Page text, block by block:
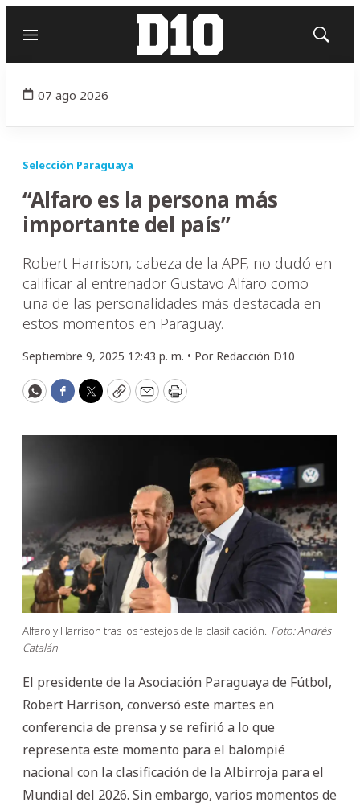
Menú
Mostrar
07 ago 2026
Selección Paraguaya
“Alfaro es la persona más
importante del país”
Robert Harrison, cabeza de la APF, no dudó en
calificar al entrenador Gustavo Alfaro como
una de las personalidades más destacada en
estos momentos en Paraguay.
Septiembre 9, 2025 12:43 p. m. • Por Redacción D10
WhatsApp
Facebook
Twitter
CopyEmailPrint
Alfaro y Harrison tras los festejos de la clasificación. Foto: Andrés
Catalán
El presidente de la Asociación Paraguaya de Fútbol,
Robert Harrison, conversó este martes en
conferencia de prensa y se refirió a lo que
representa este momento para el balompié
nacional con la clasificación de la Albirroja para el
Mundial del 2026. Sin embargo, varios momentos de